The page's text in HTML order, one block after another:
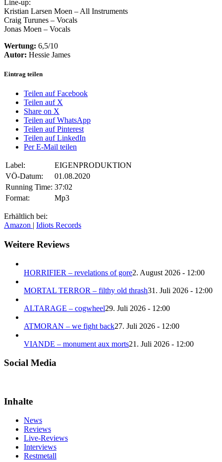
Line-up:
Kristian Larsen Moen – All Instruments
Craig Turunes – Vocals
Jonas Moen – Vocals
Wertung: 6,5/10
Autor: Hessie James
Eintrag teilen
Teilen auf Facebook
Teilen auf X
Share on X
Teilen auf WhatsApp
Teilen auf Pinterest
Teilen auf LinkedIn
Per E-Mail teilen
Label:
EIGENPRODUKTION
VÖ-Datum:
01.08.2020
Running Time: 37:02
Format:
Mp3
Erhältlich bei:
Amazon | Idiots Records
Weitere Reviews
HORRIFIER – revelations of gore2. August 2026 - 12:00
MORTAL TERROR – filthy old thrash31. Juli 2026 - 12:00
ALTARAGE – cogwheel29. Juli 2026 - 12:00
ATMORAN – we fight back27. Juli 2026 - 12:00
VIANDE – monument aux morts21. Juli 2026 - 12:00
Social Media
Inhalte
News
Reviews
Live-Reviews
Interviews
Restmetall